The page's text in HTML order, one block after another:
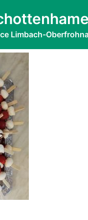
Limbach-